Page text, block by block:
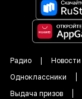
Радио Новости
Одноклассники
Выдача призов